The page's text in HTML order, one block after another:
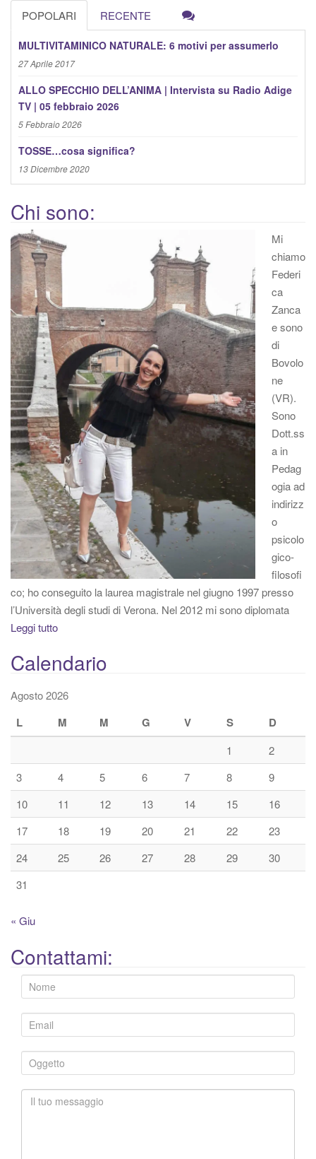
r
POPOLARI RECENTE
MULTIVITAMINICO NATURALE: 6 motivi per assumerlo
27 Aprile 2017
ALLO SPECCHIO DELL’ANIMA | Intervista su Radio Adige
TV | 05 febbraio 2026
5 Febbraio 2026
TOSSE…cosa significa?
13 Dicembre 2020
Chi sono:
Mi
chiamo
Federi
ca
Zanca
e sono
di
Bovolo
ne
(VR).
Sono
Dott.ss
a in
Pedag
ogia ad
indirizz
o
psicolo
gico-
filosofi
co; ho conseguito la laurea magistrale nel giugno 1997 presso
l’Università degli studi di Verona. Nel 2012 mi sono diplomata
Leggi tutto
Calendario
Agosto 2026
L M M G V S D
1
2
3
4 5 6 7 8
9
10
11 12 13 14 15
16
17
18 19 20 21 22
23
24
25 26 27 28 29
30
31
« Giu
Contattami: